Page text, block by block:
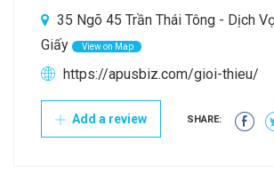
35 Ngõ 45 Trần Thái Tông - Dịch
Giấy
View on Map
https://apusbiz.com/gioi-thieu/
Add a review SHARE: